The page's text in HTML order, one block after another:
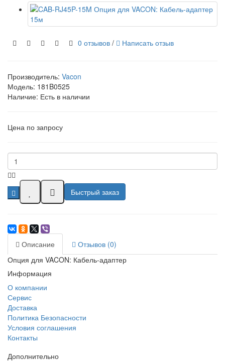
0 отзывов / Написать отзыв
Производитель: Vacon
Модель: 181B0525
Наличие: Есть в наличии
Цена по запросу
Быстрый заказ
Описание
Отзывов (0)
Опция для VACON: Кабель-адаптер
Информация
О компании
Сервис
Доставка
Политика Безопасности
Условия соглашения
Контакты
Дополнительно